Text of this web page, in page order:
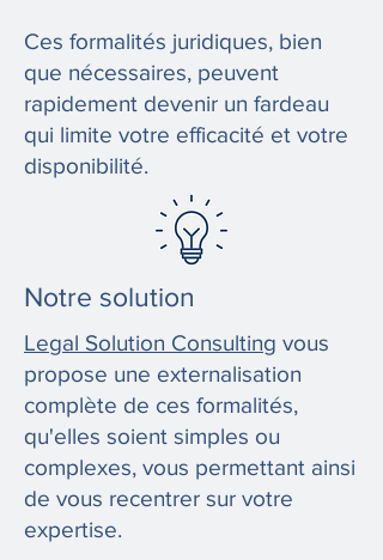
Ces formalités juridiques, bien
que nécessaires, peuvent
rapidement devenir un fardeau
qui limite votre efficacité et votre
disponibilité.
Notre solution
Legal Solution Consulting vous
propose une externalisation
complète de ces formalités,
qu'elles soient simples ou
complexes, vous permettant ainsi
de vous recentrer sur votre
expertise.